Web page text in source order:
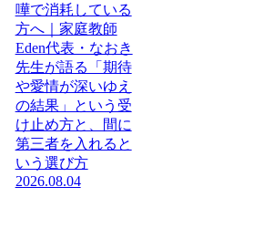
嘩で消耗している
方へ｜家庭教師
Eden代表・なおき
先生が語る「期待
や愛情が深いゆえ
の結果」という受
け止め方と、間に
第三者を入れると
いう選び方
2026.08.04